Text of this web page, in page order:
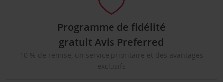
Programme de fidélité
gratuit Avis Preferred
10 % de remise, un service prioritaire et des avantages
exclusifs